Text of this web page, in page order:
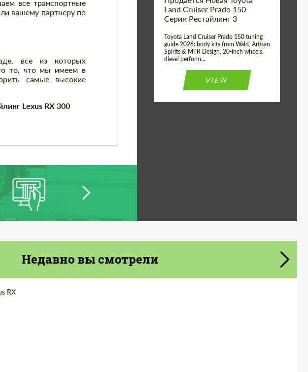
все транспортные
вашему партнеру по
все из которых
то, что мы имеем в
самые высокие
Lexus RX 300
Land Cruiser Prado 150
Серии Рестайлинг 3
Toyota Land Cruiser Prado 150 tuning
guide 2026: body kits from Wald, Artisan
Spirits & MTR Design, 20-inch wheels,
diesel perform...
VIEW
Недавно вы смотрели
звонок
basic
We will
day with our
звонок
basic
We will
day with our